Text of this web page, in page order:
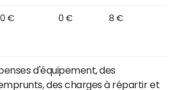
0 € 0 € 8 €
d'équipement, des
des charges à répartir et